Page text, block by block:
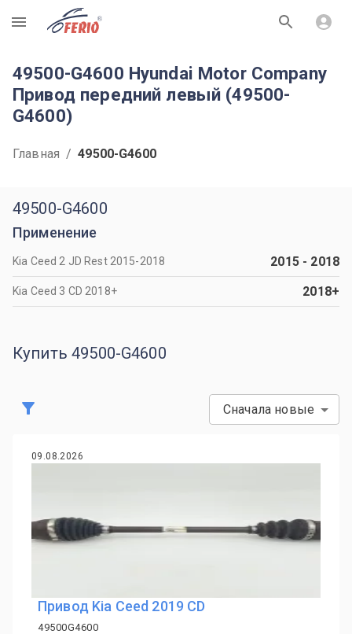
R
49500-G4600 Hyundai Motor Company
Привод передний левый (49500-
G4600)
Главная / 49500-G4600
49500-G4600
Применение
Kia Ceed 2 JD Rest 2015-2018 2015- 2018
Kia Ceed 3 CD 2018+ 2018+
Купить 49500-G4600
Сначала новые
09.08.2026
Привод Kia Ceed 2019 CD
49500G4600